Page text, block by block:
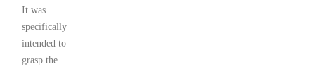
It was
specifically
intended to
grasp the ...